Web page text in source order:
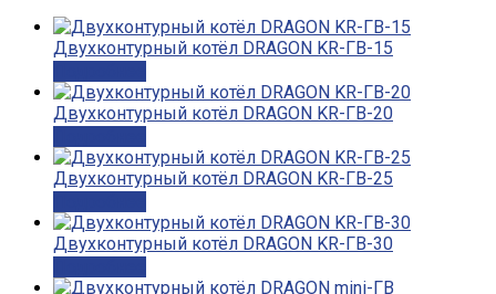
Двухконтурный котёл DRAGON KR-ГВ-15
Двухконтурный котёл DRAGON KR-ГВ-20
Двухконтурный котёл DRAGON KR-ГВ-25
Двухконтурный котёл DRAGON KR-ГВ-30